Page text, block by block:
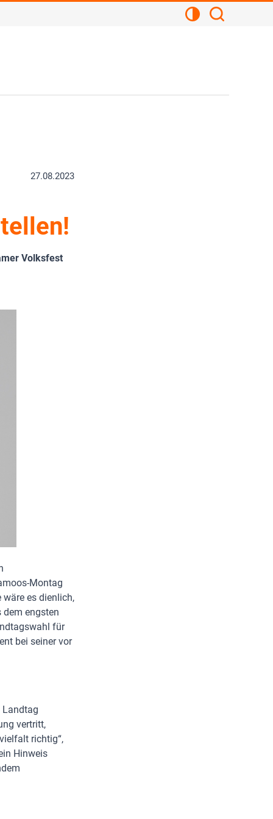
Kontrastansicht
27.08.2023
Volksfest
Montag
wäre es dienlich,
engsten
für
bei seiner vor
Landtag
vertritt,
richtig“,
Hinweis